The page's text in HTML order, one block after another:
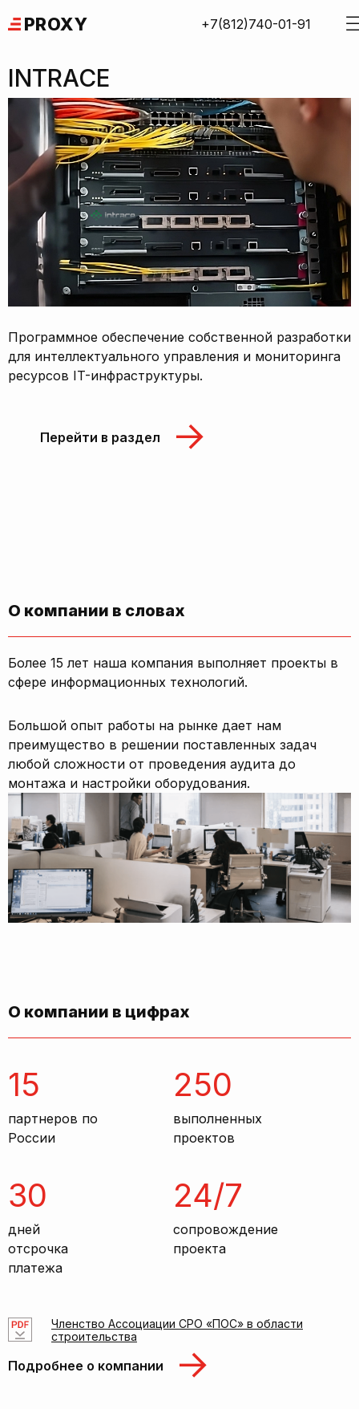
to
PROXY +7(812)740-01-91
INTRACE
Программное обеспечение собственной разработки
для интеллектуального управления и мониторинга
ресурсов IT-инфраструктуры.
Перейти в раздел
О компании в словах
Более 15 лет наша компания выполняет проекты в
сфере информационных технологий.
Большой опыт работы на рынке дает нам
преимущество в решении поставленных задач
любой сложности от проведения аудита до
монтажа и настройки оборудования.
О компании в цифрах
15
партнеров по
России
250
выполненных
проектов
30
дней
отсрочка
платежа
24/7
сопровождение
проекта
Членство Ассоциации СРО «ПОС» в области
строительства
Подробнее о компании